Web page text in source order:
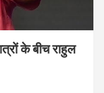
के बीच राहुल